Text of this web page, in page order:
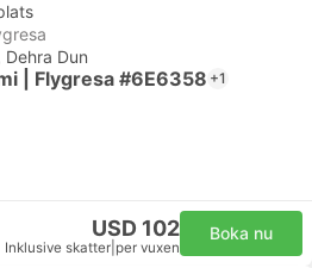
Dehra Dun
| Flygresa #6E6358 +1
USD 102
Inklusive skatter per vuxen
Boka nu